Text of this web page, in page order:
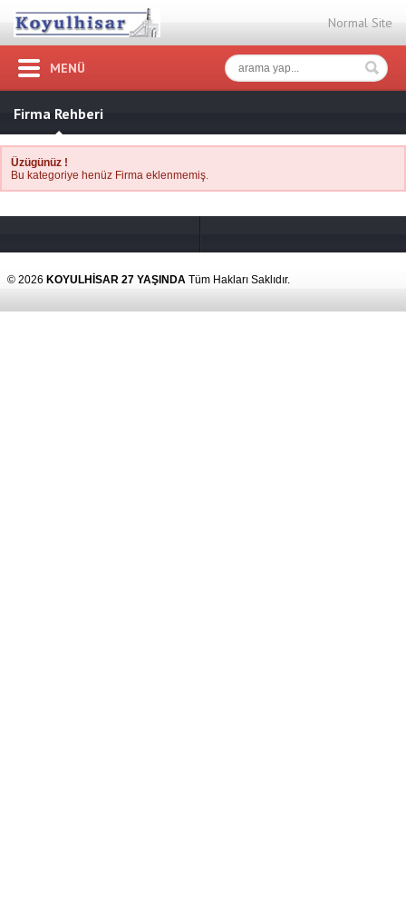
Normal Site
MENÜ
Firma Rehberi
Üzügünüz !
Bu kategoriye henüz Firma eklenmemiş.
© 2026 KOYULHİSAR 27 YAŞINDA Tüm Hakları Saklıdır.